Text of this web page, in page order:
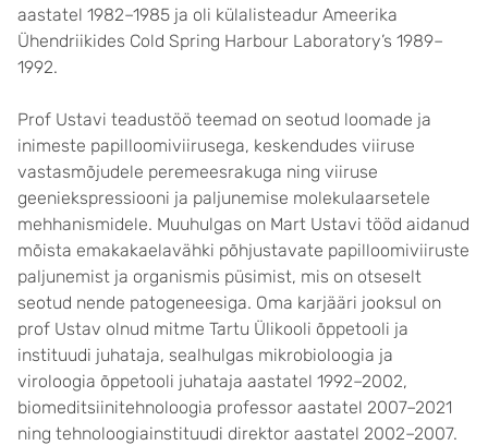
aastatel 1982–1985 ja oli külalisteadur Ameerika
Ühendriikides Cold Spring Harbour Laboratory’s 1989–
1992.
Prof Ustavi teadustöö teemad on seotud loomade ja
inimeste papilloomiviirusega, keskendudes viiruse
vastasmõjudele peremeesrakuga ning viiruse
geeniekspressiooni ja paljunemise molekulaarsetele
mehhanismidele. Muuhulgas on Mart Ustavi tööd aidanud
mõista emakakaelavähki põhjustavate papilloomiviiruste
paljunemist ja organismis püsimist, mis on otseselt
seotud nende patogeneesiga. Oma karjääri jooksul on
prof Ustav olnud mitme Tartu Ülikooli õppetooli ja
instituudi juhataja, sealhulgas mikrobioloogia ja
viroloogia õppetooli juhataja aastatel 1992–2002,
biomeditsiinitehnoloogia professor aastatel 2007–2021
ning tehnoloogiainstituudi direktor aastatel 2002–2007.